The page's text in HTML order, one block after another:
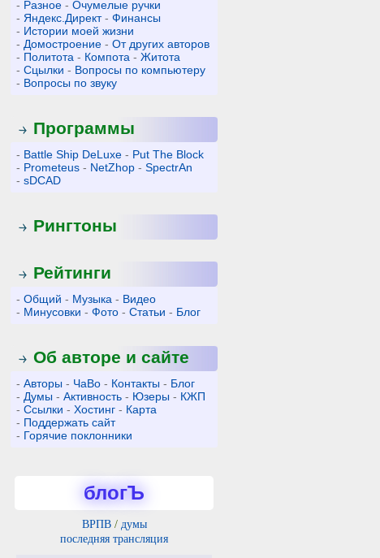
- Разное -Очумелые ручки
- Яндекс.Директ-Финансы
- Истории моей жизни
- Домостроение -От других авторов
- Политота - Компота -Житота
-Сцылки - Вопросы по компьютеру
- Вопросы по звуку
Программы
- Battle Ship DeLuxe - Put The Block
- Prometeus - NetZhop -SpectrAn
-sDCAD
Рингтоны
Рейтинги
-Общий - Музыка - Видео
- Минусовки -Фото -Статьи - Блог
Об авторе и сайте
-Авторы - ЧаВо - Контакты - Блог
- Думы -Активность - Юзеры - КЖП
-Ссылки -Хостинг - Карта
- Поддержать сайт
- Горячие поклонники
блогЪ
ВРПВ/ думы
последняя трансляция